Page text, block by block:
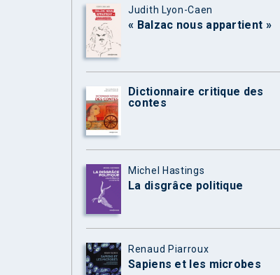
Judith Lyon-Caen
« Balzac nous appartient »
Dictionnaire critique des
contes
Michel Hastings
La disgrâce politique
Renaud Piarroux
Sapiens et les microbes